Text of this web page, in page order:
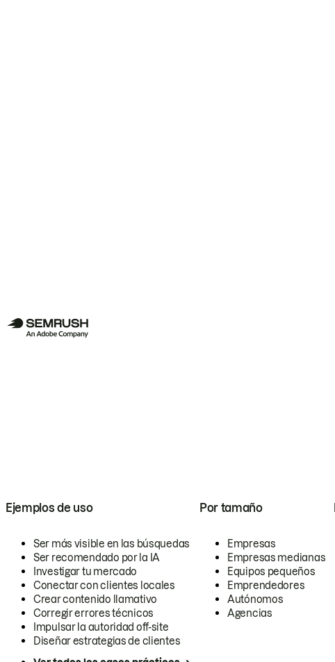
Ejemplos de uso
Ser más visible en las búsquedas
Ser recomendado por la IA
Investigar tu mercado
Conectar con clientes locales
Crear contenido llamativo
Corregir errores técnicos
Impulsar la autoridad off-site
Diseñar estrategias de clientes
Por tamaño
Empresas
Empresas medianas
Equipos pequeños
Emprendedores
Autónomos
Agencias